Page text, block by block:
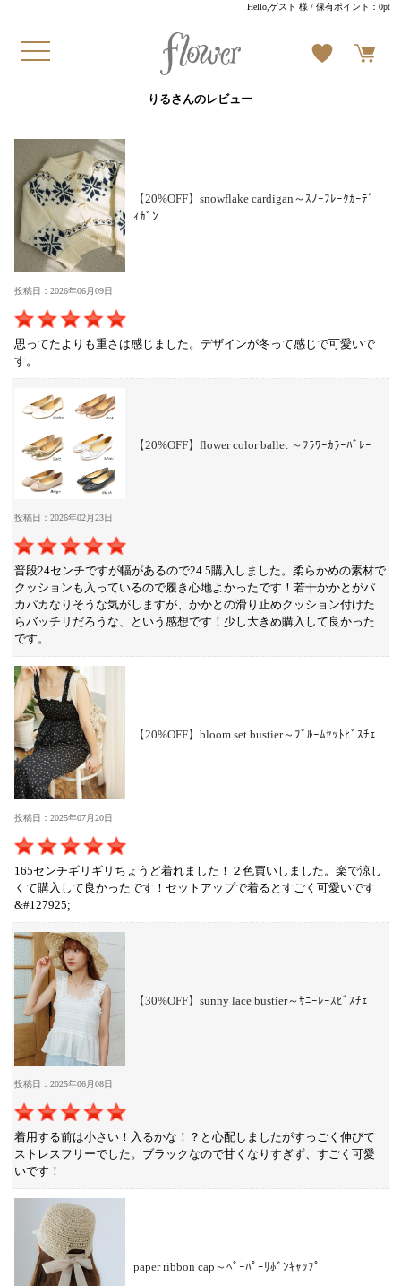
Hello,ゲスト 様 / 保有ポイント：0pt
りるさんのレビュー
【20%OFF】snowflake cardigan～ｽﾉｰﾌﾚｰｸｶｰﾃﾞ
ｨｶﾞﾝ
投稿日：2026年06月09日
思ってたよりも重さは感じました。デザインが冬って感じで可愛いで
す。
【20%OFF】flower color ballet ～ﾌﾗﾜｰｶﾗｰﾊﾞﾚｰ
投稿日：2026年02月23日
普段24センチですが幅があるので24.5購入しました。柔らかめの素材で
クッションも入っているので履き心地よかったです！若干かかとがパ
カパカなりそうな気がしますが、かかとの滑り止めクッション付けた
らバッチリだろうな、という感想です！少し大きめ購入して良かった
です。
【20%OFF】bloom set bustier～ﾌﾞﾙｰﾑｾｯﾄﾋﾞｽﾁｪ
投稿日：2025年07月20日
165センチギリギリちょうど着れました！２色買いしました。楽で涼し
くて購入して良かったです！セットアップで着るとすごく可愛いです
&#127925;
【30%OFF】sunny lace bustier～ｻﾆｰﾚｰｽﾋﾞｽﾁｪ
投稿日：2025年06月08日
着用する前は小さい！入るかな！？と心配しましたがすっごく伸びて
ストレスフリーでした。ブラックなので甘くなりすぎず、すごく可愛
いです！
paper ribbon cap～ﾍﾟｰﾊﾟｰﾘﾎﾞﾝｷｬｯﾌﾟ